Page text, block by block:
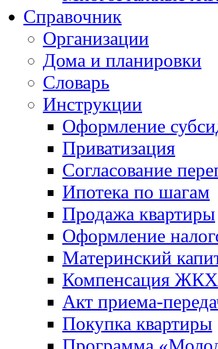
Справочник
Организации
Дома и планировки
Словарь
Инструкции
Оформление
Приватизация
Согласование
Ипотека по шагам
Продажа квартиры
Оформление
Материнский
Компенсация ЖКХ
Акт приема-
Покупка квартиры